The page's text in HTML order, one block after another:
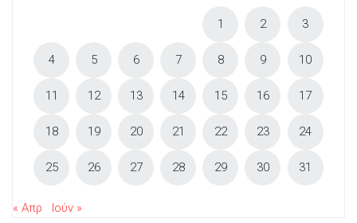
1 2 3
4 5 6 7 8 9 10
11 12 13 14 15 16 17
18 19 20 21 22 23 24
25 26 27 28 29 30 31
« Απρ Ιούν »